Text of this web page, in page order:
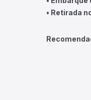
• Retirada